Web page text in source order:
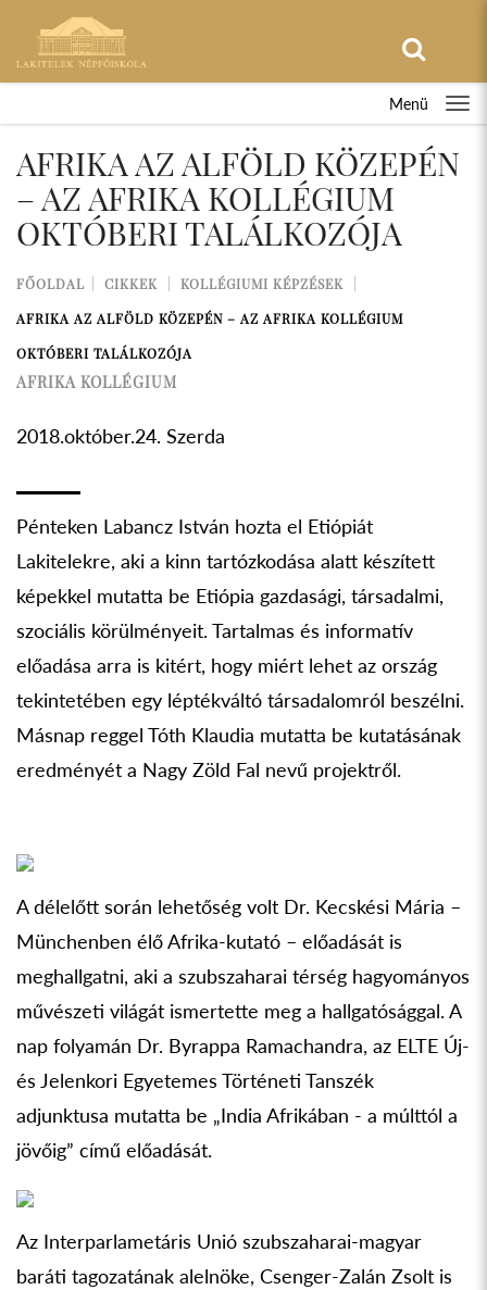
Menü
AFRIKA AZ ALFÖLD KÖZEPÉN
– AZ AFRIKA KOLLÉGIUM
OKTÓBERI TALÁLKOZÓJA
FŐOLDAL CIKKEK
KOLLÉGIUMI KÉPZÉSEK
AFRIKA AZ ALFÖLD KÖZEPÉN – AZ AFRIKA KOLLÉGIUM
OKTÓBERI TALÁLKOZÓJA
AFRIKA KOLLÉGIUM
2018.október.24. Szerda
Pénteken Labancz István hozta el Etiópiát
Lakitelekre, aki a kinn tartózkodása alatt készített
képekkel mutatta be Etiópia gazdasági, társadalmi,
szociális körülményeit. Tartalmas és informatív
előadása arra is kitért, hogy miért lehet az ország
tekintetében egy léptékváltó társadalomról beszélni.
Másnap reggel Tóth Klaudia mutatta be kutatásának
eredményét a Nagy Zöld Fal nevű projektről.
A délelőtt során lehetőség volt Dr. Kecskési Mária –
Münchenben élő Afrika-kutató – előadását is
meghallgatni, aki a szubszaharai térség hagyományos
művészeti világát ismertette meg a hallgatósággal. A
nap folyamán Dr. Byrappa Ramachandra, az ELTE Új-
és Jelenkori Egyetemes Történeti Tanszék
adjunktusa mutatta be „India Afrikában - a múlttól a
jövőig” című előadását.
Az Interparlametáris Unió szubszaharai-magyar
baráti tagozatának alelnöke, Csenger-Zalán Zsolt is